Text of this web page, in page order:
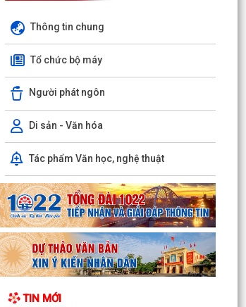
Thông tin chung
Tổ chức bộ máy
Người phát ngôn
Di sản - Văn hóa
Tác phẩm Văn học, nghệ thuật
TIN MỚI
Ủy ban nhân dân xã Việt Khê: Tăng cường triển
học...
XÃ VIỆT KHÊ TỔ CHỨC HỘI NGHỊ TUYÊN
TRUYỀN PHỔ BIẾN PHÁP LUẬT VỀ TRẬT TỰ AN
TOÀN GIAO THÔNG VÀ TRAO...
Thông báo số: 159/TB-TTPVHCC ngày
4/8/2026 của UBND xã Việt Khê Niêm yết về việc
Bãi bỏ một số...
Kế hoạch số 105-KH-ĐU ngày 25/5/2026 của
Đảng ủy xã Việt Khê về việc tuyên truyền thực
hiện Chỉ thị...
Thông báo số: 158/TB-TTPVHCC ngày
Bãi bỏ một số...